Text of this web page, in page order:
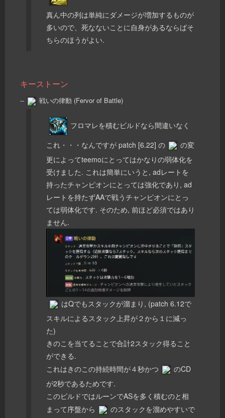
真ん中の列は単純にダメージが増加するものが
多いので、死なないことに自身があるならばそ
ちらのほうがよい.
キーストーン
-- 戦いの律動 (Fervor of Battle)
フロマレを積むビルドなら間違いなく
これ・・・なんですが patch [6.22] の
の変
更によってteemoにとってはかなりの弱体化を
受けました. これは簡単にいうと, adレートを
持ったチャンピオンにとっては強化であり, ad
レートを持たずAAで戦うチャンピオンにとっ
ては弱体化です. そのため, 前ほど必須ではあり
ません.
はQでもスタックが溜まり, (patch 6.12で
スキルによるスタック上昇が２から１に減っ
た)
きのこを当てることで合計2スタック得ること
ができる.
これはきのこの持続時間が４秒かつ
のCD
が2秒であるためです.
このビルドではルーンでASを多く積むのと相
まって序盤から
のスタックを溜めやすいで